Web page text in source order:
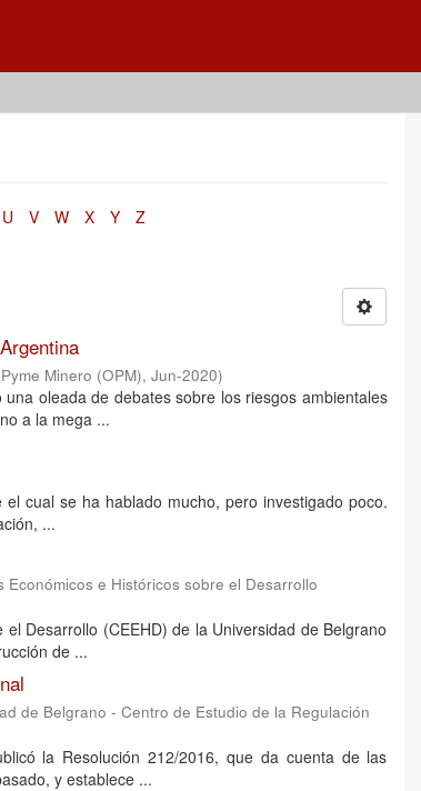
U V W X Y
Z
Minero (OPM), Jun-2020)
oleada de debates sobre los riesgos ambientales
a la mega ...
cual se ha hablado mucho, pero investigado poco.
...
e Históricos sobre el Desarrollo
Desarrollo (CEEHD) de la Universidad de Belgrano
de ...
de Belgrano - Centro de Estudio de la Regulación
la Resolución 212/2016, que da cuenta de las
y establece ...